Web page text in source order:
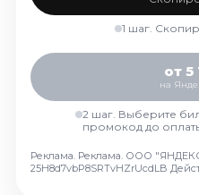
1 шаг.
от 5
на
2 шаг. Выберите
промокод до
Реклама. Реклама. ООО
25H8d7vbP8SRTvHZrUcdLB